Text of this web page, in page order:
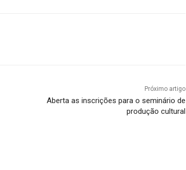
Próximo artigo
Aberta as inscrições para o seminário de
produção cultural